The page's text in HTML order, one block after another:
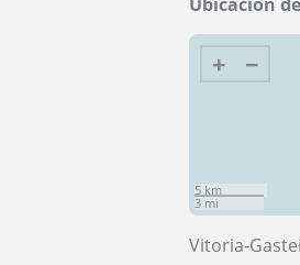
+ −
5 km
3 mi
Vitoria-